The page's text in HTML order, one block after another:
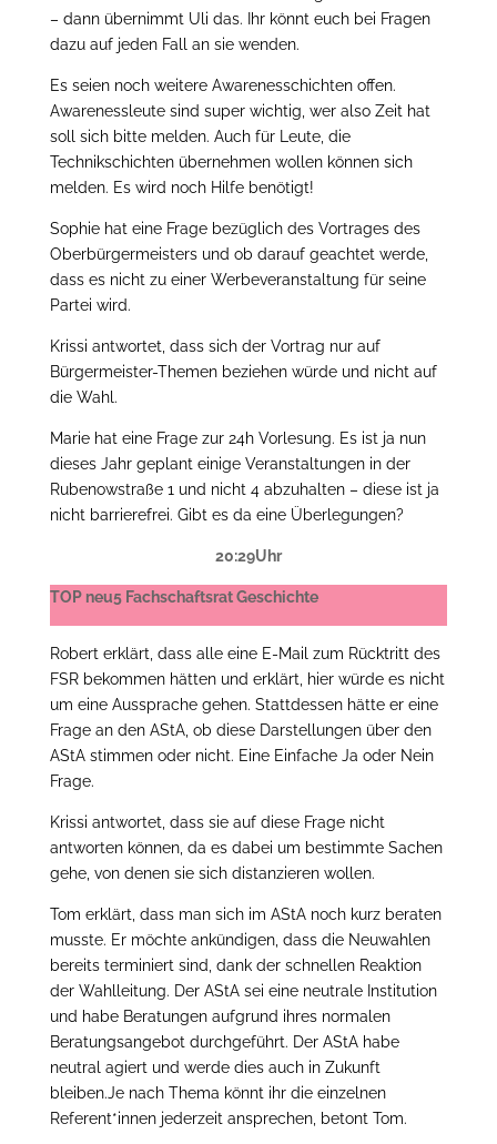
– dann übernimmt Uli das. Ihr könnt euch bei Fragen
dazu auf jeden Fall an sie wenden.
Es seien noch weitere Awarenesschichten offen.
Awarenessleute sind super wichtig, wer also Zeit hat
soll sich bitte melden. Auch für Leute, die
Technikschichten übernehmen wollen können sich
melden. Es wird noch Hilfe benötigt!
Sophie hat eine Frage bezüglich des Vortrages des
Oberbürgermeisters und ob darauf geachtet werde,
dass es nicht zu einer Werbeveranstaltung für seine
Partei wird.
Krissi antwortet, dass sich der Vortrag nur auf
Bürgermeister-Themen beziehen würde und nicht auf
die Wahl.
Marie hat eine Frage zur 24h Vorlesung. Es ist ja nun
dieses Jahr geplant einige Veranstaltungen in der
Rubenowstraße 1 und nicht 4 abzuhalten – diese ist ja
nicht barrierefrei. Gibt es da eine Überlegungen?
20:29Uhr
TOP neu5 Fachschaftsrat Geschichte
Robert erklärt, dass alle eine E-Mail zum Rücktritt des
FSR bekommen hätten und erklärt, hier würde es nicht
um eine Aussprache gehen. Stattdessen hätte er eine
Frage an den AStA, ob diese Darstellungen über den
AStA stimmen oder nicht. Eine Einfache Ja oder Nein
Frage.
Krissi antwortet, dass sie auf diese Frage nicht
antworten können, da es dabei um bestimmte Sachen
gehe, von denen sie sich distanzieren wollen.
Tom erklärt, dass man sich im AStA noch kurz beraten
musste. Er möchte ankündigen, dass die Neuwahlen
bereits terminiert sind, dank der schnellen Reaktion
der Wahlleitung. Der AStA sei eine neutrale Institution
und habe Beratungen aufgrund ihres normalen
Beratungsangebot durchgeführt. Der AStA habe
neutral agiert und werde dies auch in Zukunft
bleiben.Je nach Thema könnt ihr die einzelnen
Referent*innen jederzeit ansprechen, betont Tom.